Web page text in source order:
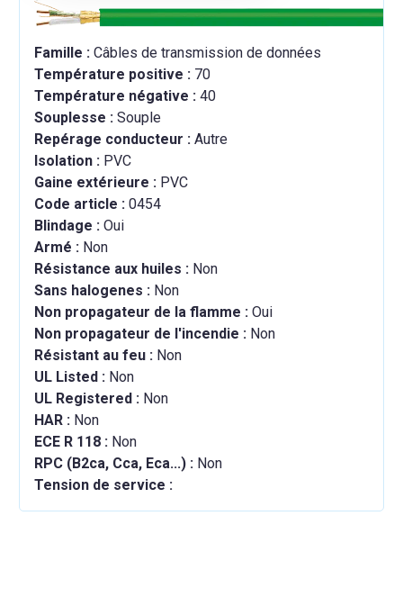
Famille : Câbles de transmission de données
Température positive : 70
Température négative : 40
Souplesse : Souple
Repérage conducteur : Autre
Isolation : PVC
Gaine extérieure : PVC
Code article : 0454
Blindage : Oui
Armé : Non
Résistance aux huiles : Non
Sans halogenes : Non
Non propagateur de la flamme : Oui
Non propagateur de l'incendie : Non
Résistant au feu : Non
UL Listed : Non
UL Registered : Non
HAR : Non
ECE R 118 : Non
RPC (B2ca, Cca, Eca...) : Non
Tension de service :